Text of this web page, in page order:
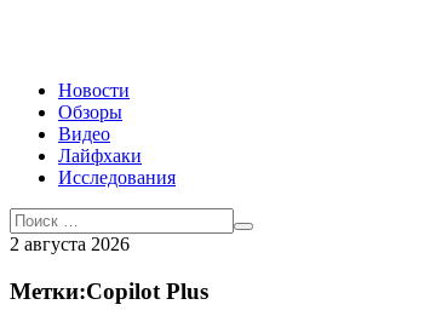
Новости
Обзоры
Видео
Лайфхаки
Исследования
2 августа 2026
Метки:Copilot Plus